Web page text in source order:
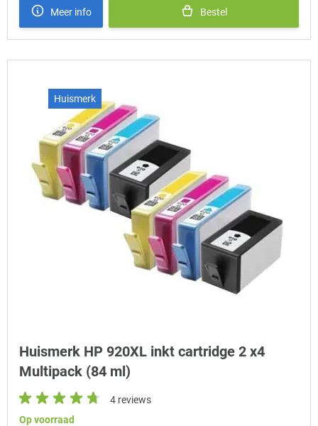
Meer info Bestel
Huismerk
Huismerk HP 920XL inkt cartridge 2 x4
Multipack (84 ml)
4 reviews
Op voorraad